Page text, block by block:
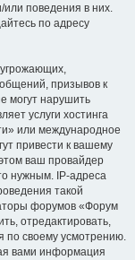
или поведения в них.
по адресу
призывов к
могут нарушить
услуги хостинга
или международное
привести к вашему
ваш провайдер
нужным. IP-адреса
такой
форумов «Форум
отредактировать,
по своему усмотрению.
вами информация